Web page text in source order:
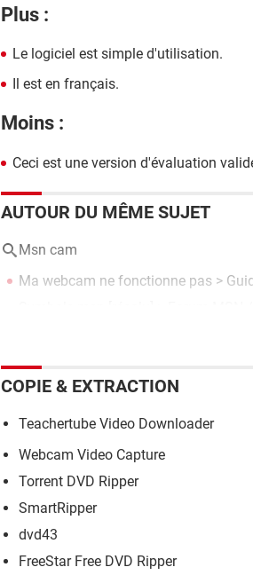
Plus :
Le logiciel est simple d'utilisation.
Il est en français.
Moins :
Ceci est une version d'évaluation
AUTOUR DU MÊME SUJET
Msn cam
Ma webcam ne fonctionne pas >
COPIE & EXTRACTION
Teachertube Video Downloader
Webcam Video Capture
Torrent DVD Ripper
SmartRipper
dvd43
FreeStar Free DVD Ripper